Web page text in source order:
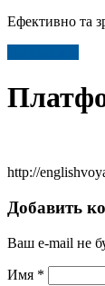
Ефективно та
http://
Добавить
Ваш e-mail не
Имя *